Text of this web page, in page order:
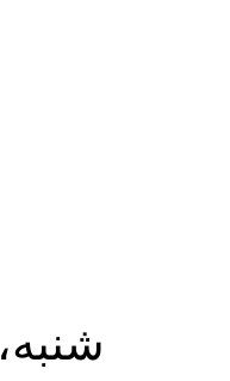
شنبه، ۱۷ مرداد ۱۴۰۵